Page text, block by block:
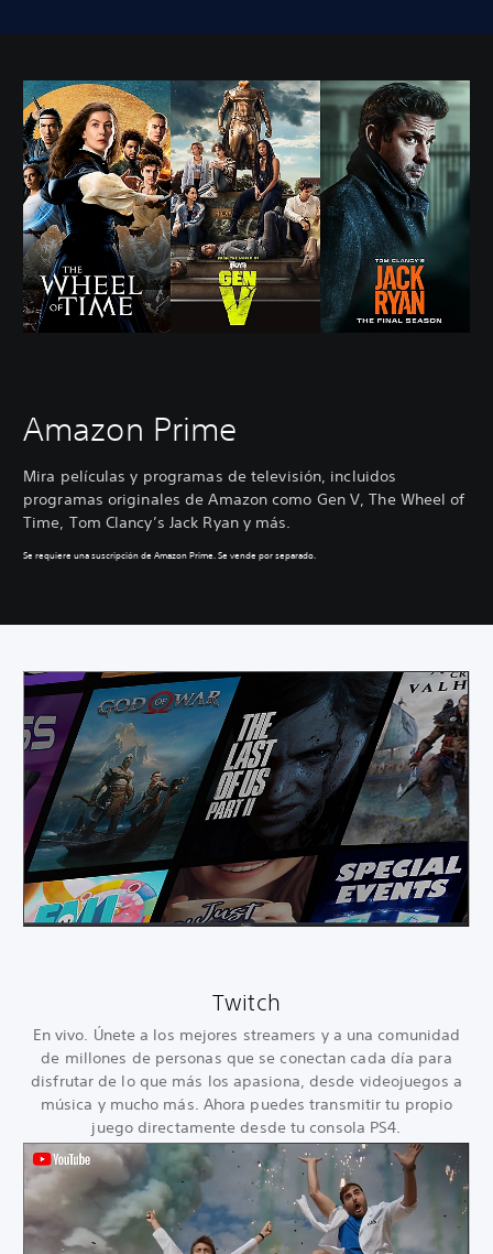
Amazon Prime
Mira películas y programas de televisión, incluidos
programas originales de Amazon como Gen V, The Wheel of
Time, Tom Clancy’s Jack Ryan y más.
Se requiere una suscripción de Amazon Prime. Se vende por separado.
Twitch
En vivo. Únete a los mejores streamers y a una comunidad
de millones de personas que se conectan cada día para
disfrutar de lo que más los apasiona, desde videojuegos a
música y mucho más. Ahora puedes transmitir tu propio
juego directamente desde tu consola PS4.